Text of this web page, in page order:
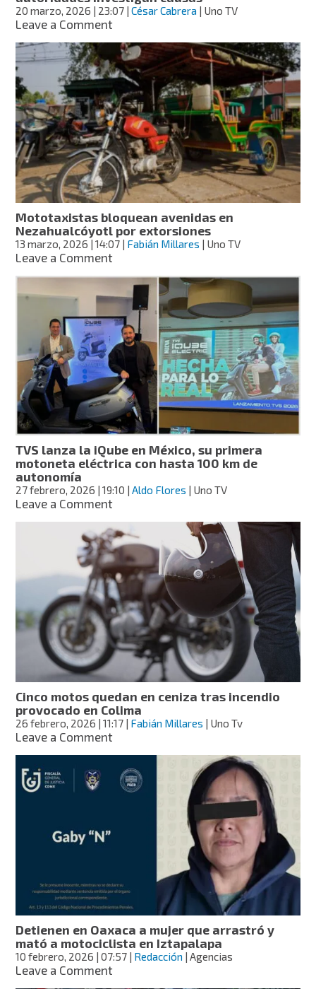
20 marzo, 2026 | 23:07 |César Cabrera | Uno TV
Leave a Commenton
motocicleta
en
Michoacán;
autoridades
investigan
causas
Mototaxistas bloquean avenidas en
Nezahualcóyotl por extorsiones
13 marzo, 2026 | 14:07 | Fabián Millares | Uno TV
Leave a Commenton
bloquean
avenidas
en
Nezahualcóyotl
por
extorsiones
TVS lanza la iQube en México, su primera
motoneta eléctrica con hasta 100 km de
autonomía
27 febrero, 2026 | 19:10 |Aldo Flores | Uno TV
Leave a Commenton
lanza
la
iQube
en
México,
su
primera
motoneta
eléctrica
con
hasta
100
km
de
autonomía
Cinco motos quedan en ceniza tras incendio
provocado en Colima
26 febrero, 2026 | 11:17 | Fabián Millares | Uno Tv
Leave a Commenton
motos
quedan
en
Detienen en Oaxaca a mujer que arrastró y
mató a motociclista en Iztapalapa
10 febrero, 2026 | 07:57 | Redacción | Agencias
Leave a Commenton